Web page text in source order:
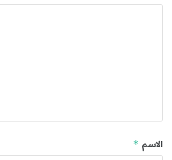
الاسم *